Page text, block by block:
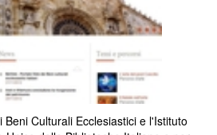
Culturali Ecclesiastici e l'Istituto